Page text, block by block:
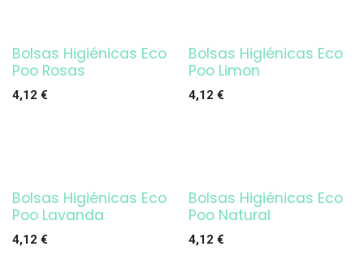
Bolsas Higiénicas Eco
Poo Rosas
4,12 €
Bolsas Higiénicas Eco
Poo Limon
4,12 €
Bolsas Higiénicas Eco
Poo Lavanda
4,12 €
Bolsas Higiénicas Eco
Poo Natural
4,12 €